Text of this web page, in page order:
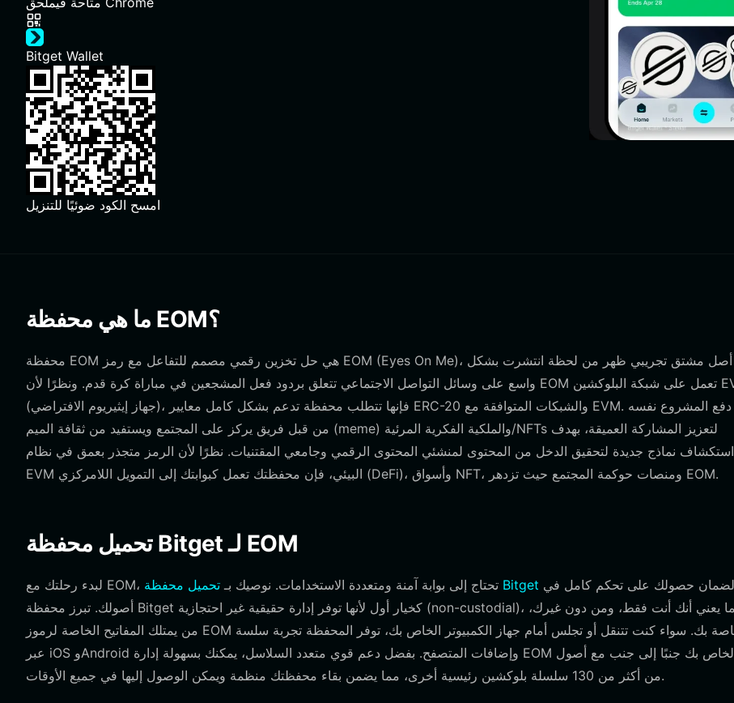
Bitget Wallet
امسح الكود ضوئيًا للتنزيل
ما هي محفظة EOM؟
محفظة EOM هي حل تخزين رقمي مصمم للتفاعل مع رمز EOM (Eyes On Me)، وهو أصل مشتق تجريبي ظهر من لحظة انتشرت بشكل
واسع على وسائل التواصل الاجتماعي تتعلق بردود فعل المشجعين في مباراة كرة قدم. ونظرًا لأن EOM تعمل على شبكة البلوكشين EVM
(جهاز إيثيريوم الافتراضي)، فإنها تتطلب محفظة تدعم بشكل كامل معايير ERC-20 والشبكات المتوافقة مع EVM. يتم دفع المشروع نفسه
من قبل فريق يركز على المجتمع ويستفيد من ثقافة الميم (meme) والملكية الفكرية المرئية/NFTs لتعزيز المشاركة العميقة، بهدف
استكشاف نماذج جديدة لتحقيق الدخل من المحتوى لمنشئي المحتوى الرقمي وجامعي المقتنيات. نظرًا لأن الرمز متجذر بعمق في نظام
EVM البيئي، فإن محفظتك تعمل كبوابتك إلى التمويل اللامركزي (DeFi)، وأسواق NFT، ومنصات حوكمة المجتمع حيث تزدهر EOM.
تحميل محفظة Bitget لـ EOM
لبدء رحلتك مع EOM، تحتاج إلى بوابة آمنة ومتعددة الاستخدامات. نوصيك بـ تحميل محفظة Bitget
أصولك. تبرز محفظة Bitget كخيار أول لأنها توفر إدارة حقيقية غير احتجازية (non-custodial)، مما يعني أنك أنت فقط، ومن دون غيرك،
من يمتلك المفاتيح الخاصة لرموز EOM الخاصة بك. سواء كنت تتنقل أو تجلس أمام جهاز الكمبيوتر الخاص بك، توفر المحفظة تجربة سلسة
عبر iOS وAndroid وإضافات المتصفح. بفضل دعم قوي متعدد السلاسل، يمكنك بسهولة إدارة EOM الخاص بك جنبًا إلى جنب مع أصول
من أكثر من 130 سلسلة بلوكشين رئيسية أخرى، مما يضمن بقاء محفظتك منظمة ويمكن الوصول إليها في جميع الأوقات.